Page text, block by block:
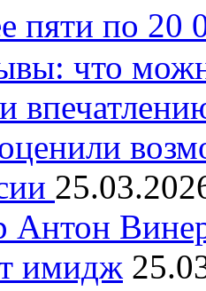
пяти по 20
что
Антон
имидж